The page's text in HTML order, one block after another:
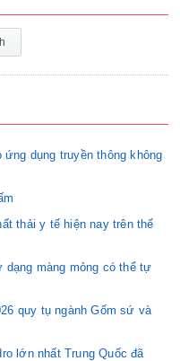
dụng truyền thông không
thải y tế hiện nay trên thế
dạng màng mỏng có thể tự
quy tụ ngành Gốm sứ và
lớn nhất Trung Quốc đã